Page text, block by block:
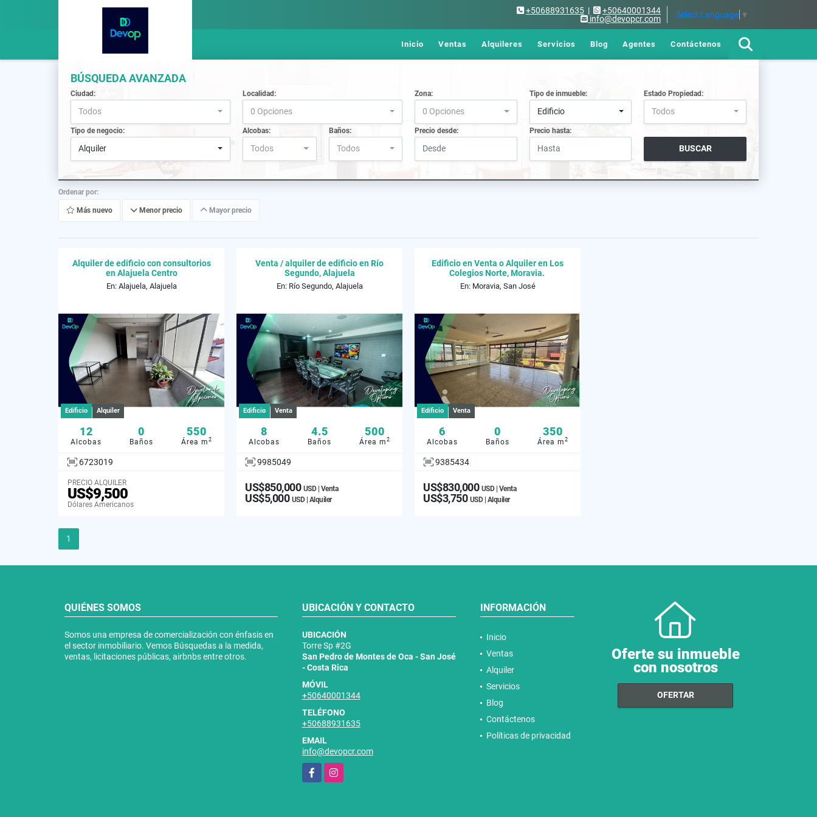
+50688931635 |
+50640001344
info@devopcr.com
Select Language ▼
Inicio Ventas Alquileres Servicios Blog Agentes Contáctenos
BÚSQUEDA AVANZADA
Ciudad:
Todos
Localidad:
0 Opciones
Zona:
0 Opciones
Tipo de inmueble:
Edificio
Estado Propiedad:
Todos
Tipo de negocio:
Alquiler
Alcobas:
Todos
Baños:
Todos
Precio desde: Precio hasta:
BUSCAR
Ordenar por:
Más nuevo Menor precio Mayor precio
Alquiler de edificio con consultorios
en Alajuela Centro
En: Alajuela, Alajuela
Edificio Alquiler
12
Alcobas
0
Baños
550
Área m 2
6723019
PRECIO ALQUILER
US$9,500
Dólares Americanos
Venta / alquiler de edificio en Río
Segundo, Alajuela
En: Río Segundo, Alajuela
Edificio Venta
8
Alcobas
4.5
Baños
500
Área m 2
9985049
US$850,000 USD | Venta
US$5,000 USD | Alquiler
Edificio en Venta o Alquiler en Los
Colegios Norte, Moravia.
En: Moravia, San José
Edificio Venta
6
Alcobas
0
Baños
350
Área m 2
9385434
US$830,000 USD | Venta
US$3,750 USD | Alquiler
1
QUIÉNES SOMOS
Somos una empresa de comercialización con énfasis en
el sector inmobiliario. Vemos Búsquedas a la medida,
ventas, licitaciones públicas, airbnbs entre otros.
UBICACIÓN Y CONTACTO
UBICACIÓN
Torre Sp #2G
San Pedro de Montes de Oca - San José
- Costa Rica
MÓVIL
+50640001344
TELÉFONO
+50688931635
EMAIL
info@devopcr.com
FacebookInstagram
INFORMACIÓN
Inicio
Ventas
Alquiler
Servicios
Blog
Contáctenos
Políticas de privacidad
Oferte su inmueble
con nosotros
OFERTAR